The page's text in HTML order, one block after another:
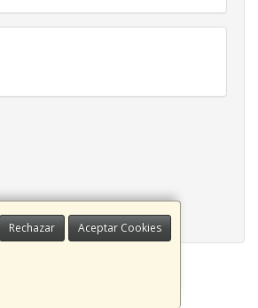
Rechazar Aceptar Cookies